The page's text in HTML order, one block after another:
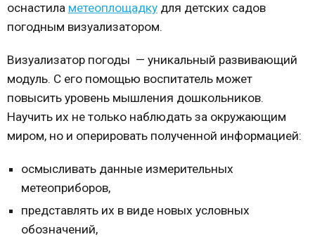
оснастила метеоплощадку для детских садов
погодным визуализатором.
Визуализатор погоды — уникальный развивающий
модуль. С его помощью воспитатель может
повысить уровень мышления дошкольников.
Научить их не только наблюдать за окружающим
миром, но и оперировать полученной информацией:
осмысливать данные измерительных
метеоприборов,
представлять их в виде новых условных
обозначений,